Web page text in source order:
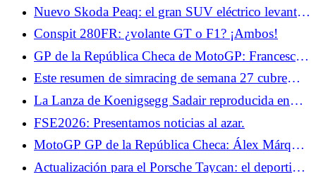
Márquez espera un intenso desafío físico en Brno
Nuevo Skoda Peaq: el gran SUV eléctrico levanta
el velo de su interior
Conspit 280FR: ¿volante GT o F1? ¡Ambos!
GP de la República Checa de MotoGP: Francesco
Bagnaia quiere sacar provecho de su regularidad en
Brno
Este resumen de simracing de semana 27 cubre
Super Woden GP 3, #DRIVE Rally y Motorsport
Manager 2.
La Lanza de Koenigsegg Sadair reproducida en
Lego a escala 1:1, ¡puede viajar a más de 110
km/h!
FSE2026: Presentamos noticias al azar.
MotoGP GP de la República Checa: Álex Márquez
vuelve, una apuesta arriesgada
Actualización para el Porsche Taycan: el deportivo